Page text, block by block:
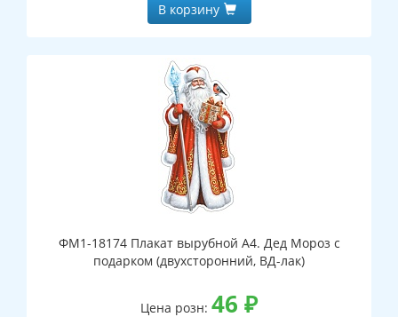
В корзину
ФМ1-18174 Плакат вырубной А4. Дед Мороз с
подарком (двухсторонний, ВД-лак)
Цена розн: 46 ₽